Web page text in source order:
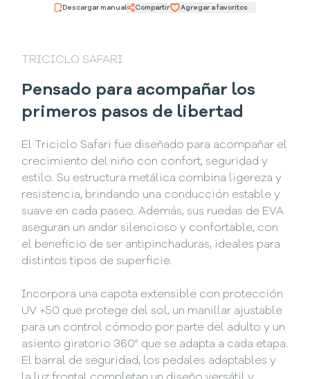
Descargar manual Compartir Agregar a favoritos
TRICICLO SAFARI
Pensado para acompañar los
primeros pasos de libertad
El Triciclo Safari fue diseñado para acompañar el
crecimiento del niño con confort, seguridad y
estilo. Su estructura metálica combina ligereza y
resistencia, brindando una conducción estable y
suave en cada paseo. Además, sus ruedas de EVA
aseguran un andar silencioso y confortable, con
el beneficio de ser antipinchaduras, ideales para
distintos tipos de superficie.
Incorpora una capota extensible con protección
UV +50 que protege del sol, un manillar ajustable
para un control cómodo por parte del adulto y un
asiento giratorio 360° que se adapta a cada etapa.
El barral de seguridad, los pedales adaptables y